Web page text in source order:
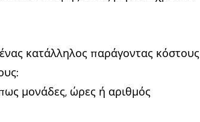
κατάλληλος παράγοντας κόστους
μονάδες, ώρες ή αριθμός